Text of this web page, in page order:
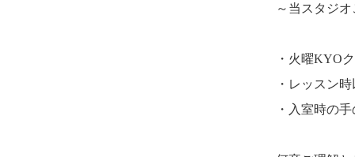
～当スタジ
・火曜KYO
・レッスン
・入室時の